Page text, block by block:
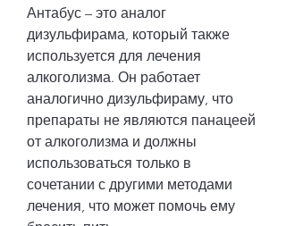
Антабус – это аналог
дизульфирама, который также
используется для лечения
алкоголизма. Он работает
аналогично дизульфираму, что
препараты не являются панацеей
от алкоголизма и должны
использоваться только в
сочетании с другими методами
лечения, что может помочь ему